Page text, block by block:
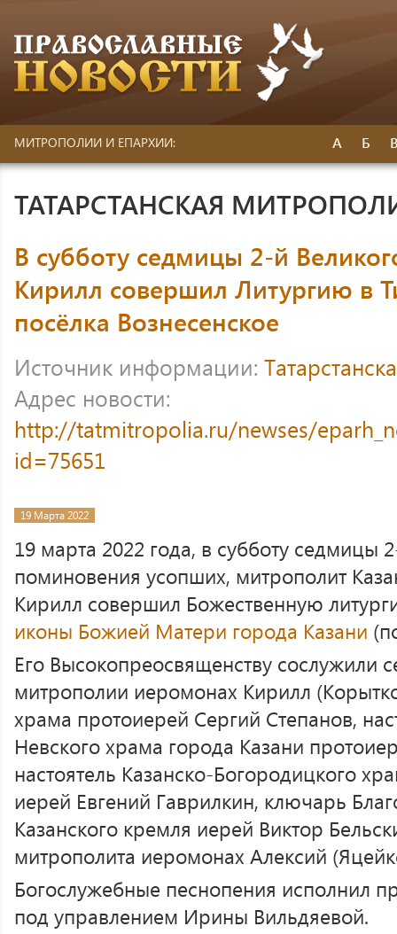
МИТРОПОЛИИ И ЕПАРХИИ: А Б
ТАТАРСТАНСКАЯ
В субботу седмицы 2-й
Кирилл совершил Литургию в
посёлка Вознесенское
Источник информации:
Адрес новости:
http://tatmitropolia.ru/newses/
id=75651
19 Марта 2022
19 марта 2022 года, в субботу седмицы
поминовения усопших, митрополит
Кирилл совершил Божественную
иконы Божией Матери города Казани
Его Высокопреосвященству сослужили
митрополии иеромонах Кирилл
храма протоиерей Сергий Степанов,
Невского храма города Казани
настоятель Казанско-Богородицкого
иерей Евгений Гаврилкин, ключарь
Казанского кремля иерей Виктор
митрополита иеромонах Алексий
Богослужебные песнопения исполнил
под управлением Ирины Вильдяевой.